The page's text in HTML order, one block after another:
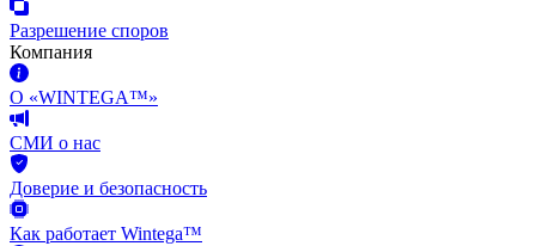
Разрешение споров
Компания
О «WINTEGA™»
СМИ о нас
Доверие и безопасность
Как работает Wintega™